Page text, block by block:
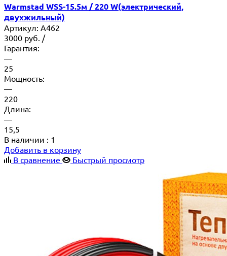
Warmstad WSS-15.5м / 220 W(электрический,
двухжильный)
Артикул: A462
3000 руб. /
Гарантия:
—
25
Мощность:
—
220
Длина:
—
15,5
В наличии : 1
Добавить в корзину
В сравнение
Быстрый просмотр